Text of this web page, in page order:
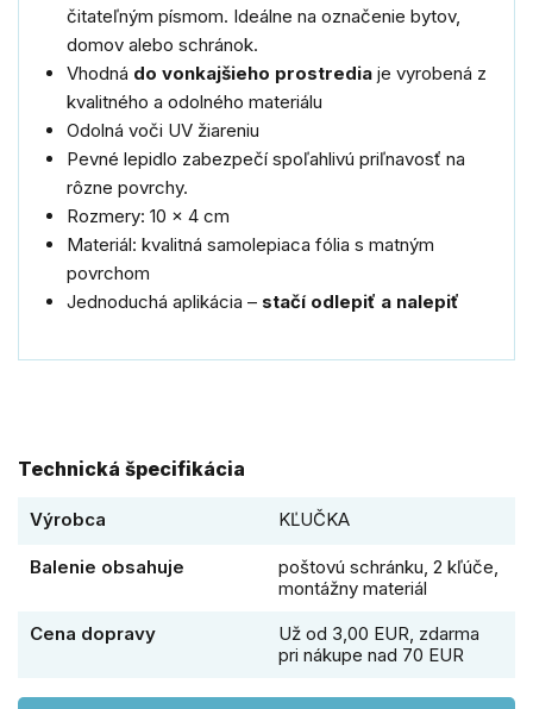
čitateľným písmom. Ideálne na označenie bytov,
domov alebo schránok.
Vhodná do vonkajšieho prostredia je vyrobená z
kvalitného a odolného materiálu
Odolná voči UV žiareniu
Pevné lepidlo zabezpečí spoľahlivú priľnavosť na
rôzne povrchy.
Rozmery: 10 × 4 cm
Materiál: kvalitná samolepiaca fólia s matným
povrchom
Jednoduchá aplikácia – stačí odlepiť a nalepiť
Technická špecifikácia
Výrobca KĽUČKA
Balenie obsahuje
poštovú schránku, 2 kľúče,
montážny materiál
Cena dopravy
Už od 3,00 EUR, zdarma
pri nákupe nad 70 EUR